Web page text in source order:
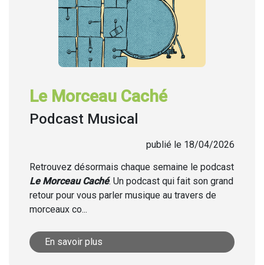
Le Morceau Caché
Podcast Musical
publié le 18/04/2026
Retrouvez désormais chaque semaine le podcast
Le Morceau Caché. Un podcast qui fait son grand
retour pour vous parler musique au travers de
morceaux co...
En savoir plus